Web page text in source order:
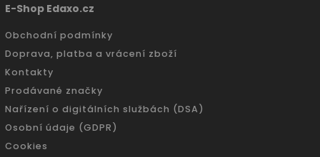
E-Shop Edaxo.cz
Obchodní podmínky
Doprava, platba a vrácení zboží
Kontakty
Prodávané značky
Nařízení o digitálních službách (DSA)
Osobní údaje (GDPR)
Cookies